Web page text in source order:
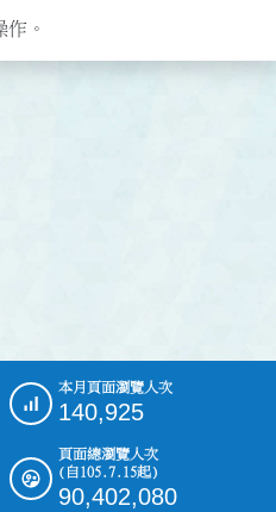
。
本月頁面瀏覽人次
140,925
頁面總瀏覽人次
(自105.7.15起)
90,402,080